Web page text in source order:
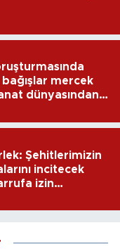
mercek
dünyasından
Şehitlerimizin
incitecek
izin